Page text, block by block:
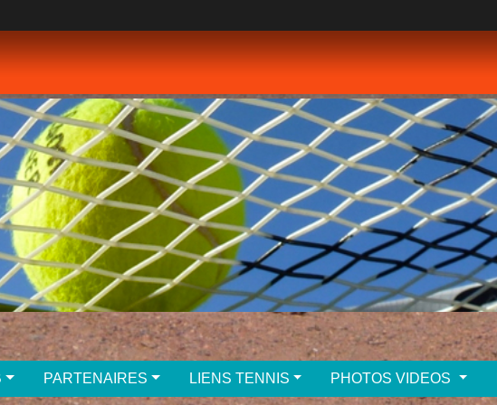
PARTENAIRES LIENS TENNIS PHOTOS VIDEOS